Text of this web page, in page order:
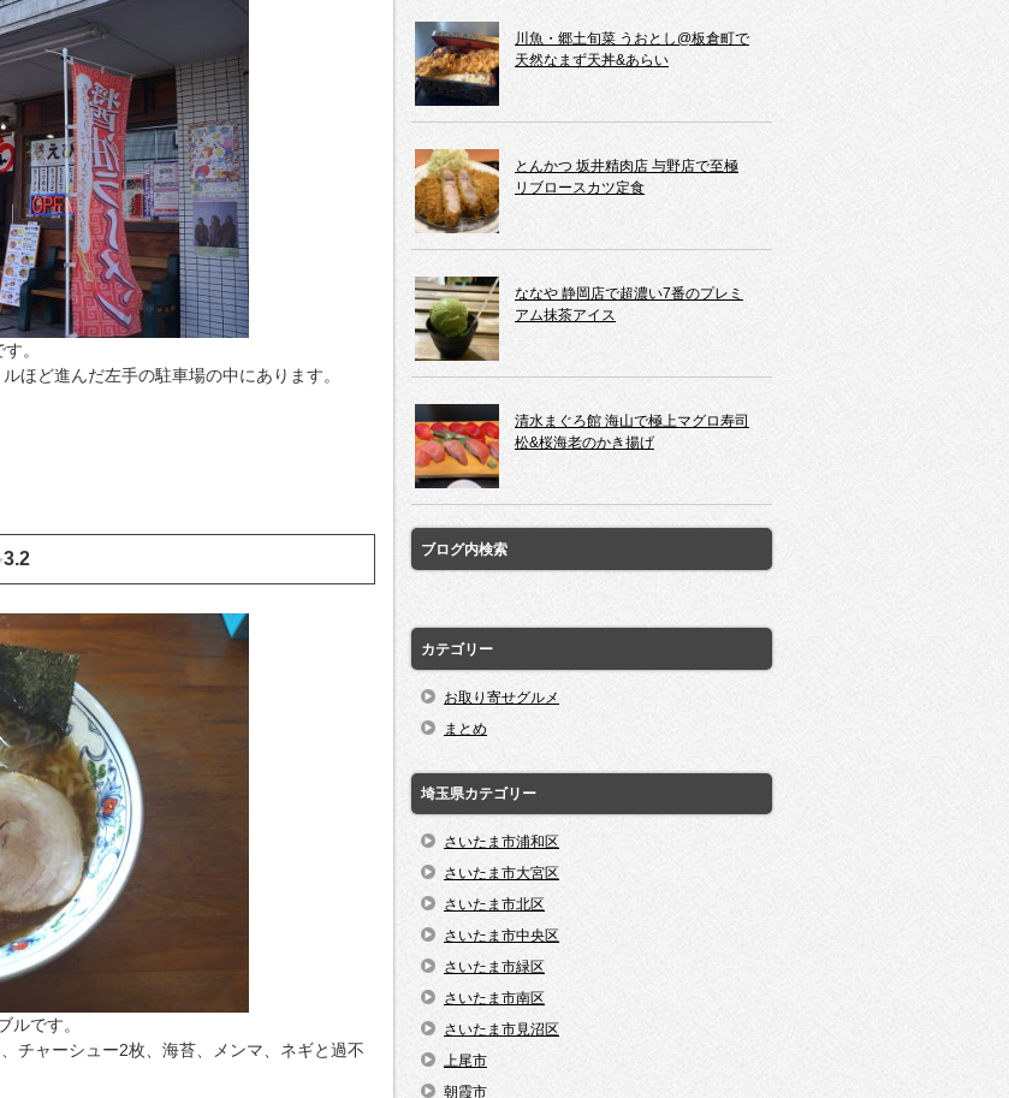
。
ほど進んだ左手の駐車場の中にあります。
3.2
ルです。
チャーシュー2枚、海苔、メンマ、ネギと過不
川魚・郷土旬菜 うおとし@板倉町で
天然なまず天丼&あらい
とんかつ 坂井精肉店 与野店で至極
リブロースカツ定食
ななや 静岡店で超濃い7番のプレミ
アム抹茶アイス
清水まぐろ館 海山で極上マグロ寿司
松&桜海老のかき揚げ
ブログ内検索
カテゴリー
お取り寄せグルメ
まとめ
埼玉県カテゴリー
さいたま市浦和区
さいたま市大宮区
さいたま市北区
さいたま市中央区
さいたま市緑区
さいたま市南区
さいたま市見沼区
上尾市
朝霞市